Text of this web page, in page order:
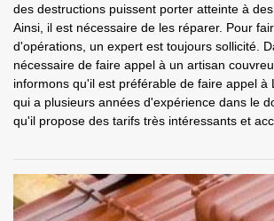
des destructions puissent porter atteinte à
Ainsi, il est nécessaire de les réparer. Pour
d'opérations, un expert est toujours sollicité.
nécessaire de faire appel à un artisan
informons qu'il est préférable de faire appel à
qui a plusieurs années d'expérience dans le
qu'il propose des tarifs très intéressants et